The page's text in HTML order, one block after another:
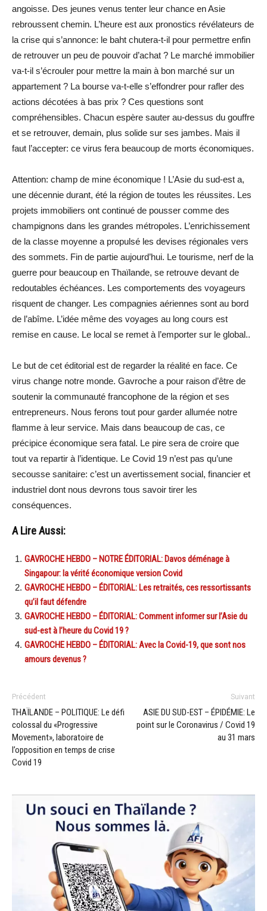
angoisse. Des jeunes venus tenter leur chance en Asie
rebroussent chemin. L’heure est aux pronostics révélateurs de
la crise qui s’annonce: le baht chutera-t-il pour permettre enfin
de retrouver un peu de pouvoir d’achat ? Le marché immobilier
va-t-il s’écrouler pour mettre la main à bon marché sur un
appartement ? La bourse va-t-elle s’effondrer pour rafler des
actions décotées à bas prix ? Ces questions sont
compréhensibles. Chacun espère sauter au-dessus du gouffre
et se retrouver, demain, plus solide sur ses jambes. Mais il
faut l’accepter: ce virus fera beaucoup de morts économiques.
Attention: champ de mine économique ! L’Asie du sud-est a,
une décennie durant, été la région de toutes les réussites. Les
projets immobiliers ont continué de pousser comme des
champignons dans les grandes métropoles. L’enrichissement
de la classe moyenne a propulsé les devises régionales vers
des sommets. Fin de partie aujourd’hui. Le tourisme, nerf de la
guerre pour beaucoup en Thaïlande, se retrouve devant de
redoutables échéances. Les comportements des voyageurs
risquent de changer. Les compagnies aériennes sont au bord
de l’abîme. L’idée même des voyages au long cours est
remise en cause. Le local se remet à l’emporter sur le global..
Le but de cet éditorial est de regarder la réalité en face. Ce
virus change notre monde. Gavroche a pour raison d’être de
soutenir la communauté francophone de la région et ses
entrepreneurs. Nous ferons tout pour garder allumée notre
flamme à leur service. Mais dans beaucoup de cas, ce
précipice économique sera fatal. Le pire sera de croire que
tout va repartir à l’identique. Le Covid 19 n’est pas qu’une
secousse sanitaire: c’est un avertissement social, financier et
industriel dont nous devrons tous savoir tirer les
conséquences.
A Lire Aussi:
GAVROCHE HEBDO – NOTRE ÉDITORIAL: Davos déménage à
Singapour: la vérité économique version Covid
GAVROCHE HEBDO – ÉDITORIAL: Les retraités, ces ressortissants
qu’il faut défendre
GAVROCHE HEBDO – ÉDITORIAL: Comment informer sur l’Asie du
sud-est à l’heure du Covid 19 ?
GAVROCHE HEBDO – ÉDITORIAL: Avec la Covid-19, que sont nos
amours devenus ?
Précédent
THAÏLANDE – POLITIQUE: Le défi
colossal du «Progressive
Movement», laboratoire de
l’opposition en temps de crise
Covid 19
Suivant
ASIE DU SUD-EST – ÉPIDÉMIE: Le
point sur le Coronavirus / Covid 19
au 31 mars